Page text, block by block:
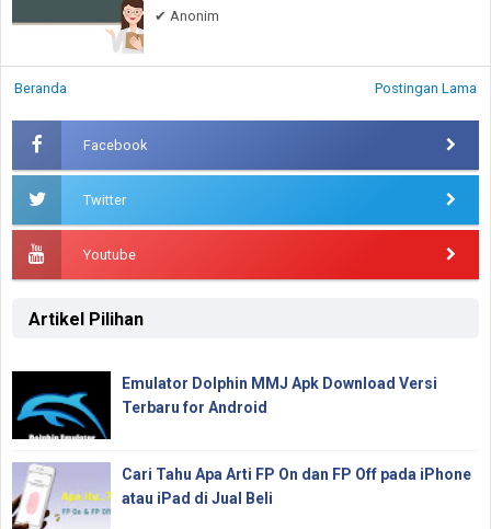
✔ Anonim
Postingan Lama
Beranda
Facebook
Twitter
Youtube
Artikel Pilihan
Emulator Dolphin MMJ Apk Download Versi
Terbaru for Android
Cari Tahu Apa Arti FP On dan FP Off pada iPhone
atau iPad di Jual Beli